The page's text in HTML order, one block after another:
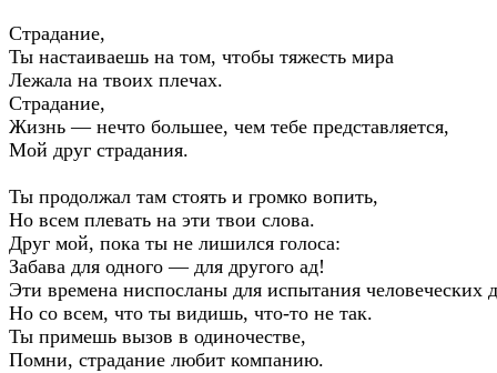
Страдание,
Ты настаиваешь на том, чтобы тяжесть мира
Лежала на твоих плечах.
Страдание,
Жизнь — нечто большее, чем тебе представляется,
Мой друг страдания.
Ты продолжал там стоять и громко вопить,
Но всем плевать на эти твои слова.
Друг мой, пока ты не лишился голоса:
Забава для одного — для другого ад!
Эти времена ниспосланы для испытания человеческих
Но со всем, что ты видишь, что-то не так.
Ты примешь вызов в одиночестве,
Помни, страдание любит компанию.